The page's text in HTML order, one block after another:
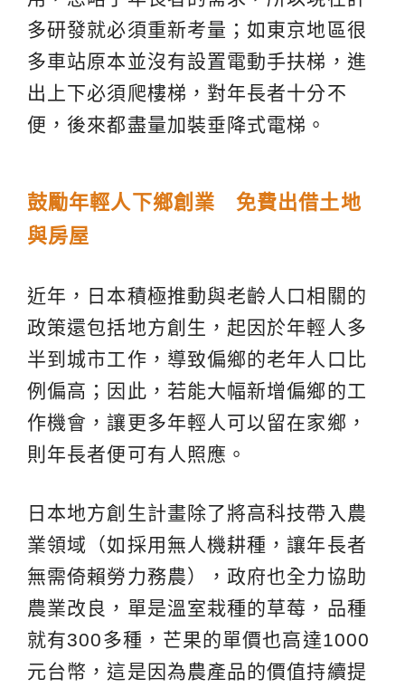
多研發就必須重新考量；如東京地區很
多車站原本並沒有設置電動手扶梯，進
出上下必須爬樓梯，對年長者十分不
便，後來都盡量加裝垂降式電梯。
鼓勵年輕人下鄉創業 免費出借土地
與房屋
近年，日本積極推動與老齡人口相關的
政策還包括地方創生，起因於年輕人多
半到城市工作，導致偏鄉的老年人口比
例偏高；因此，若能大幅新增偏鄉的工
作機會，讓更多年輕人可以留在家鄉，
則年長者便可有人照應。
日本地方創生計畫除了將高科技帶入農
業領域（如採用無人機耕種，讓年長者
無需倚賴勞力務農），政府也全力協助
農業改良，單是溫室栽種的草莓，品種
就有300多種，芒果的單價也高達1000
元台幣，這是因為農產品的價值持續提